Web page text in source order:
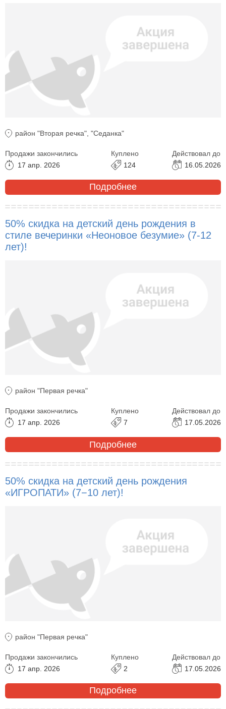
район "Вторая речка", "Седанка"
Продажи закончились
17 апр. 2026
Куплено
124
Действовал до
16.05.2026
Подробнее
50% скидка на детский день рождения в
стиле вечеринки «Неоновое безумие» (7-12
лет)!
район "Первая речка"
Продажи закончились
17 апр. 2026
Куплено
7
Действовал до
17.05.2026
Подробнее
50% скидка на детский день рождения
«ИГРОПАТИ» (7−10 лет)!
район "Первая речка"
Продажи закончились
17 апр. 2026
Куплено
2
Действовал до
17.05.2026
Подробнее